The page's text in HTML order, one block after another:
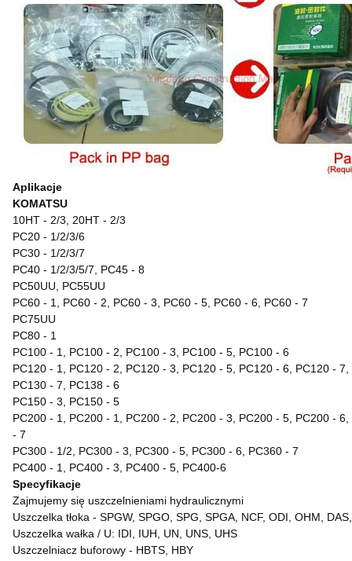
Aplikacje
KOMATSU
10HT - 2/3, 20HT - 2/3
PC20 - 1/2/3/6
PC30 - 1/2/3/7
PC40 - 1/2/3/5/7, PC45 - 8
PC50UU, PC55UU
PC60 - 1, PC60 - 2, PC60 - 3, PC60 - 5, PC60 - 6, PC60 - 7
PC75UU
PC80 - 1
PC100 - 1, PC100 - 2, PC100 - 3, PC100 - 5, PC100 - 6
PC120 - 1, PC120 - 2, PC120 - 3, PC120 - 5, PC120 - 6, PC120 -
PC130 - 7, PC138 - 6
PC150 - 3, PC150 - 5
PC200 - 1, PC200 - 1, PC200 - 2, PC200 - 3, PC200 - 5, PC200 -
- 7
PC300 - 1/2, PC300 - 3, PC300 - 5, PC300 - 6, PC360 - 7
PC400 - 1, PC400 - 3, PC400 - 5, PC400-6
Specyfikacje
Zajmujemy się uszczelnieniami hydraulicznymi
Uszczelka tłoka - SPGW, SPGO, SPG, SPGA, NCF, ODI, OHM,
Uszczelka wałka / U: IDI, IUH, UN, UNS, UHS
Uszczelniacz buforowy - HBTS, HBY